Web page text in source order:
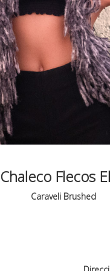
Chaleco Flecos
Caraveli Brushed